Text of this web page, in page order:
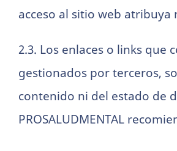
acceso al sitio web
2.3. Los enlaces o links
gestionados por terceros,
contenido ni del estado de
PROSALUDMENTAL